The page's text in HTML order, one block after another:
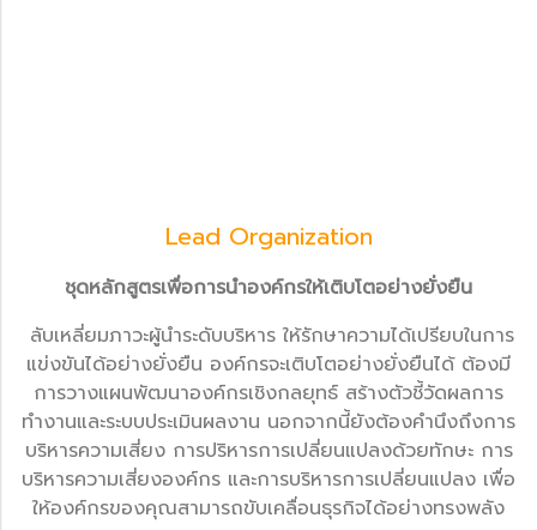
Lead Organization
ชุดหลักสูตรเพื่อการนำองค์กรให้เติบโตอย่างยั่งยืน
ลับเหลี่ยมภาวะผู้นำระดับบริหาร ให้รักษาความได้เปรียบในการ
แข่งขันได้อย่างยั่งยืน องค์กรจะเติบโตอย่างยั่งยืนได้ ต้องมี
การวางแผนพัฒนาองค์กรเชิงกลยุทธ์ สร้างตัวชี้วัดผลการ
ทำงานและระบบประเมินผลงาน นอกจากนี้ยังต้องคำนึงถึงการ
บริหารความเสี่ยง การปริหารการเปลี่ยนแปลงด้วยทักษะ การ
บริหารความเสี่ยงองค์กร และการบริหารการเปลี่ยนแปลง เพื่อ
ให้องค์กรของคุณสามารถขับเคลื่อนธุรกิจได้อย่างทรงพลัง